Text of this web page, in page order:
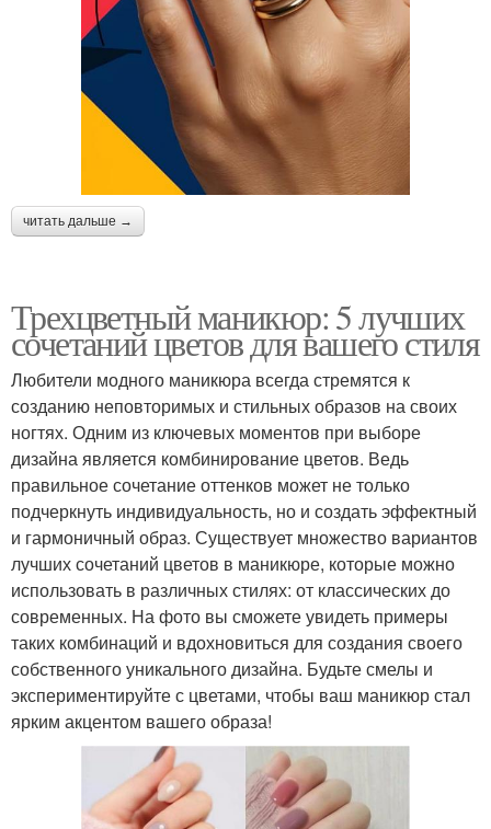
читать дальше →
Трехцветный маникюр: 5 лучших
сочетаний цветов для вашего стиля
Любители модного маникюра всегда стремятся к
созданию неповторимых и стильных образов на своих
ногтях. Одним из ключевых моментов при выборе
дизайна является комбинирование цветов. Ведь
правильное сочетание оттенков может не только
подчеркнуть индивидуальность, но и создать эффектный
и гармоничный образ. Существует множество вариантов
лучших сочетаний цветов в маникюре, которые можно
использовать в различных стилях: от классических до
современных. На фото вы сможете увидеть примеры
таких комбинаций и вдохновиться для создания своего
собственного уникального дизайна. Будьте смелы и
экспериментируйте с цветами, чтобы ваш маникюр стал
ярким акцентом вашего образа!